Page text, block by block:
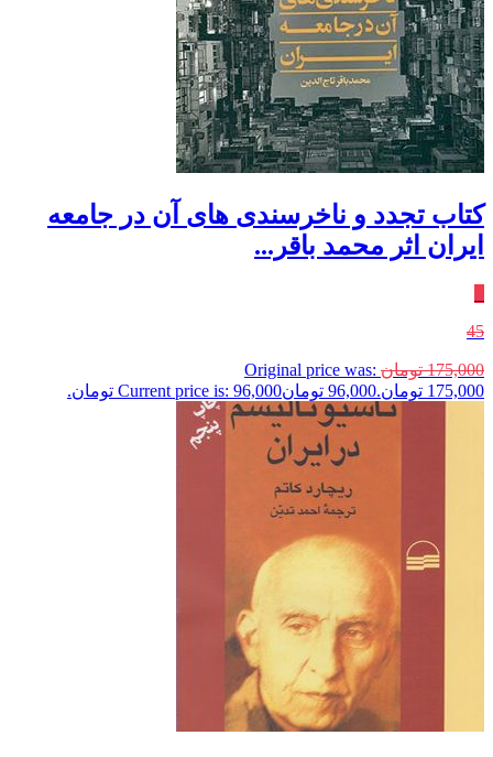
کتاب تجدد و ناخرسندی های آن در جامعه
ایران اثر محمد باقر...
45
175,000 تومان Original price was:
175,000 تومان.
96,000 تومانCurrent price is: 96,000 تومان.